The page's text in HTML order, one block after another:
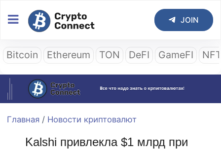
JOIN
Bitcoin Ethereum TON DeFI GameFI
Главная / Новости криптовалют
Kalshi привлекла $1 млрд при